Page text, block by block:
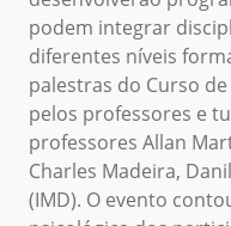
podem integrar
diferentes níveis
palestras do Curso
pelos professores e
professores Allan
Charles Madeira,
(IMD). O evento